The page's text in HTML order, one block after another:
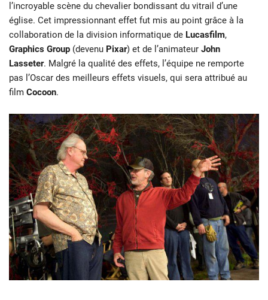
l’incroyable scène du chevalier bondissant du vitrail d’une
église. Cet impressionnant effet fut mis au point grâce à la
collaboration de la division informatique de Lucasfilm,
Graphics Group (devenu Pixar) et de l’animateur John
Lasseter. Malgré la qualité des effets, l’équipe ne remporte
pas l’Oscar des meilleurs effets visuels, qui sera attribué au
film Cocoon.